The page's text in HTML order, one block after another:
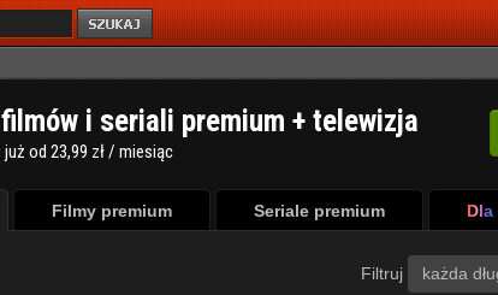
filmów i seriali premium + telewizja
od 23,99 zł / miesiąc
Filmy premium Seriale premium Dla
Filtruj każda